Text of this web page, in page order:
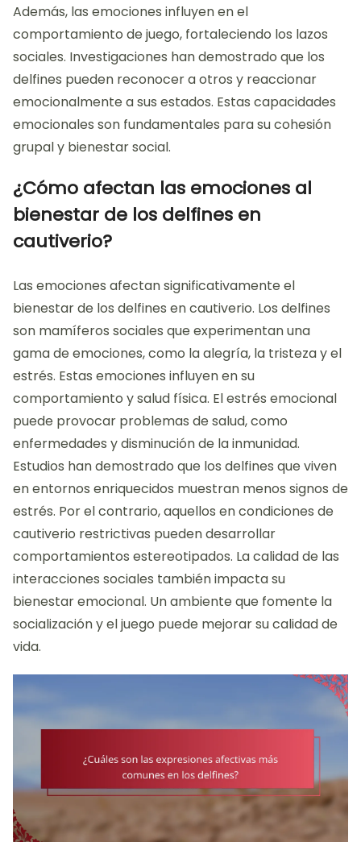
Además, las emociones influyen en el
comportamiento de juego, fortaleciendo los lazos
sociales. Investigaciones han demostrado que los
delfines pueden reconocer a otros y reaccionar
emocionalmente a sus estados. Estas capacidades
emocionales son fundamentales para su cohesión
grupal y bienestar social.
¿Cómo afectan las emociones al
bienestar de los delfines en
cautiverio?
Las emociones afectan significativamente el
bienestar de los delfines en cautiverio. Los delfines
son mamíferos sociales que experimentan una
gama de emociones, como la alegría, la tristeza y el
estrés. Estas emociones influyen en su
comportamiento y salud física. El estrés emocional
puede provocar problemas de salud, como
enfermedades y disminución de la inmunidad.
Estudios han demostrado que los delfines que viven
en entornos enriquecidos muestran menos signos de
estrés. Por el contrario, aquellos en condiciones de
cautiverio restrictivas pueden desarrollar
comportamientos estereotipados. La calidad de las
interacciones sociales también impacta su
bienestar emocional. Un ambiente que fomente la
socialización y el juego puede mejorar su calidad de
vida.